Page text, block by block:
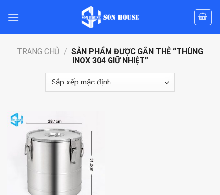
TRANG CHỦ / SẢN PHẨM ĐƯỢC GẮN THẺ “THÙNG
INOX 304 GIỮ NHIỆT”